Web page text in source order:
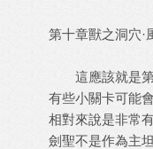
第十章獸之洞穴·
這應該就是第
有些小關卡可能
相對來說是非常
劍聖不是作為主